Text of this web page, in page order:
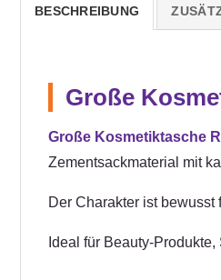
BESCHREIBUNG
Große
Große Kosmetiktasche
Zementsackmaterial mit
Der Charakter ist
Ideal für Beauty-